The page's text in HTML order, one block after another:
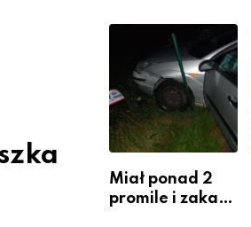
krawiectwo
zawodem
przyszłości i
gdzie się go
nauczyć?
Miał ponad 2
promile i zakaz